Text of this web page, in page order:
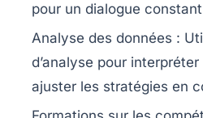
pour un dialogue
Analyse des données :
d’analyse pour
ajuster les stratégies en